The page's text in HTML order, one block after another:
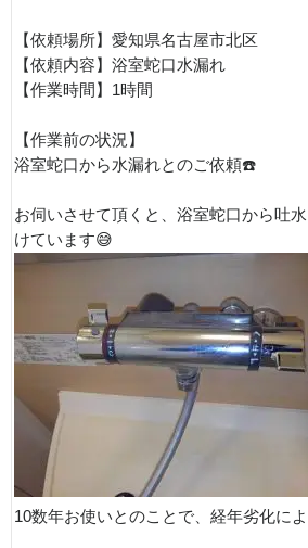
【依頼場所】愛知県名古屋市北区
【依頼内容】浴室蛇口水漏れ
【作業時間】1時間
【作業前の状況】
浴室蛇口から水漏れとのご依頼☎️
お伺いさせて頂くと、浴室蛇口から吐
けています😅
10数年お使いとのことで、経年劣化に